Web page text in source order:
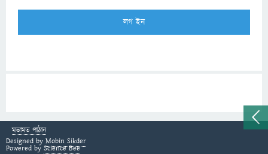
মতামত পাঠান
Designed by Mobin Sikder
Powered by Science Bee